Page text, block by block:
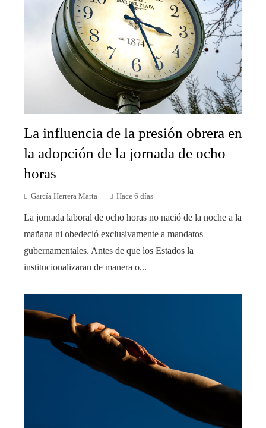
La influencia de la presión obrera en
la adopción de la jornada de ocho
horas
García Herrera Marta Hace 6 días
La jornada laboral de ocho horas no nació de la noche a la
mañana ni obedeció exclusivamente a mandatos
gubernamentales. Antes de que los Estados la
institucionalizaran de manera o...